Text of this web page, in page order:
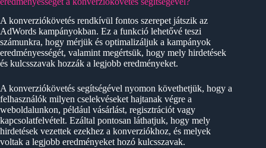
A konverziókövetés rendkívül fontos szerepet játszik az
AdWords kampányokban. Ez a funkció lehetővé teszi
számunkra, hogy mérjük és optimalizáljuk a kampányok
eredményességét, valamint megértsük, hogy mely hirdetések
és kulcsszavak hozzák a legjobb eredményeket.
A konverziókövetés segítségével nyomon követhetjük, hogy a
felhasználók milyen cselekvéseket hajtanak végre a
weboldalunkon, például vásárlást, regisztrációt vagy
kapcsolatfelvételt. Ezáltal pontosan láthatjuk, hogy mely
hirdetések vezettek ezekhez a konverziókhoz, és melyek
voltak a legjobb eredményeket hozó kulcsszavak.